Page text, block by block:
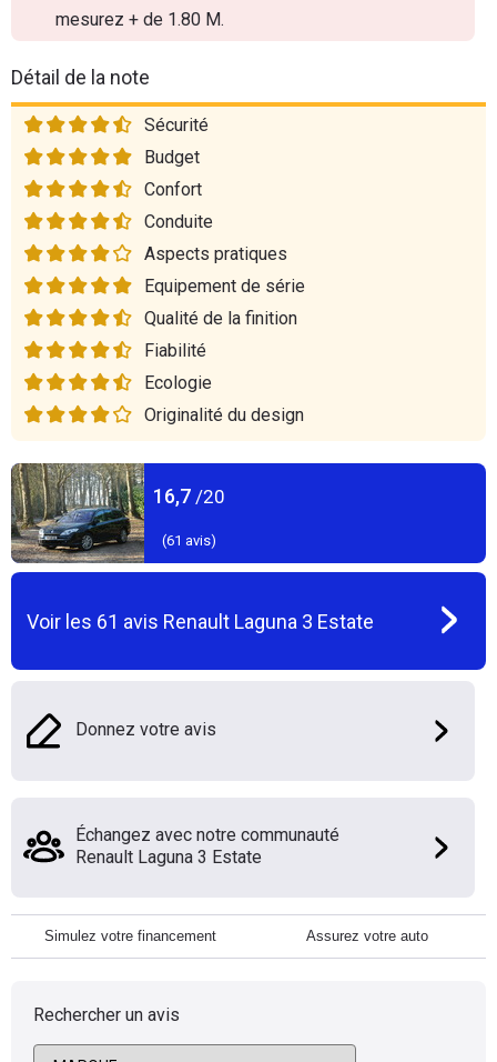
mesurez + de 1.80 M.
Détail de la note
Sécurité
Budget
Confort
Conduite
Aspects pratiques
Equipement de série
Qualité de la finition
Fiabilité
Ecologie
Originalité du design
16,7 /20
(61 avis)
Voir les 61 avis Renault Laguna 3 Estate
Donnez votre avis
Échangez avec notre communauté
Renault Laguna 3 Estate
Simulez votre financement Assurez votre auto
Rechercher un avis